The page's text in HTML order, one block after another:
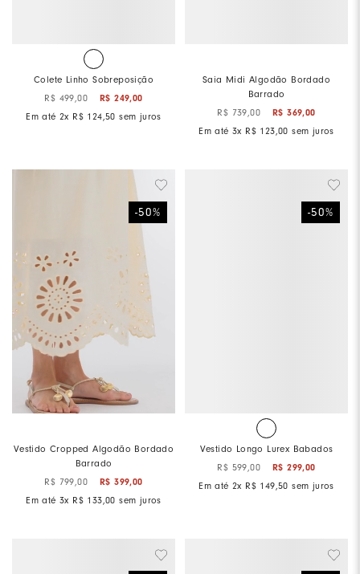
Colete Linho Sobreposição
R$ 499 ,00 R$ 249,00
Em até 2x R$ 124 ,50 sem juros
Saia Midi Algodão Bordado
Barrado
R$ 739 ,00 R$ 369,00
Em até 3x R$ 123 ,00 sem juros
-50%
Vestido Cropped Algodão Bordado
Barrado
R$ 799,00 R$ 399,00
Em até 3x R$ 133,00 sem juros
-50%
Vestido Longo Lurex Babados
R$ 599,00 R$ 299,00
Em até 2x R$ 149,50 sem juros